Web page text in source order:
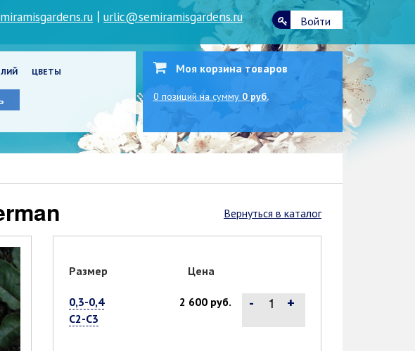
|urlic@semiramisgardens.ru Войти
ЦВЕТЫ Моя корзина товаров
0 позиций на сумму 0 руб.
Вернуться в каталог
Размер Цена
0,3-0,4
С2-С3
2 600 руб. - +